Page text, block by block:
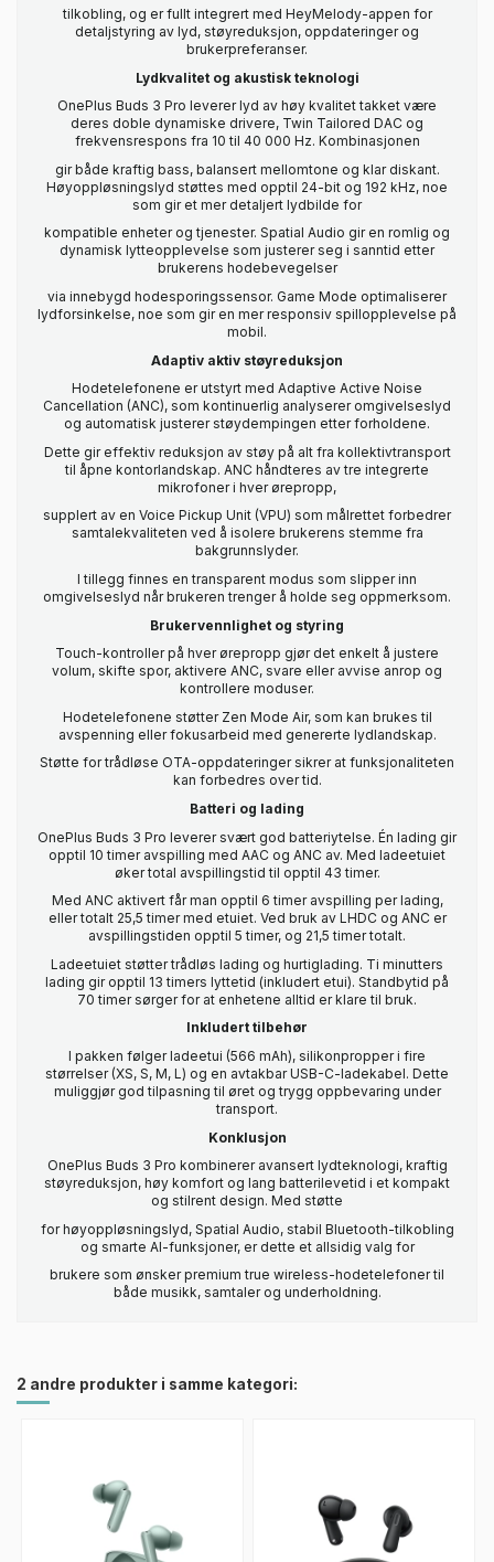
tilkobling, og er fullt integrert med HeyMelody-appen for
detaljstyring av lyd, støyreduksjon, oppdateringer og
brukerpreferanser.
Lydkvalitet og akustisk teknologi
OnePlus Buds 3 Pro leverer lyd av høy kvalitet takket være
deres doble dynamiske drivere, Twin Tailored DAC og
frekvensrespons fra 10 til 40 000 Hz. Kombinasjonen
gir både kraftig bass, balansert mellomtone og klar diskant.
Høyoppløsningslyd støttes med opptil 24-bit og 192 kHz, noe
som gir et mer detaljert lydbilde for
kompatible enheter og tjenester. Spatial Audio gir en romlig og
dynamisk lytteopplevelse som justerer seg i sanntid etter
brukerens hodebevegelser
via innebygd hodesporingssensor. Game Mode optimaliserer
lydforsinkelse, noe som gir en mer responsiv spillopplevelse på
mobil.
Adaptiv aktiv støyreduksjon
Hodetelefonene er utstyrt med Adaptive Active Noise
Cancellation (ANC), som kontinuerlig analyserer omgivelseslyd
og automatisk justerer støydempingen etter forholdene.
Dette gir effektiv reduksjon av støy på alt fra kollektivtransport
til åpne kontorlandskap. ANC håndteres av tre integrerte
mikrofoner i hver ørepropp,
supplert av en Voice Pickup Unit (VPU) som målrettet forbedrer
samtalekvaliteten ved å isolere brukerens stemme fra
bakgrunnslyder.
I tillegg finnes en transparent modus som slipper inn
omgivelseslyd når brukeren trenger å holde seg oppmerksom.
Brukervennlighet og styring
Touch-kontroller på hver ørepropp gjør det enkelt å justere
volum, skifte spor, aktivere ANC, svare eller avvise anrop og
kontrollere moduser.
Hodetelefonene støtter Zen Mode Air, som kan brukes til
avspenning eller fokusarbeid med genererte lydlandskap.
Støtte for trådløse OTA-oppdateringer sikrer at funksjonaliteten
kan forbedres over tid.
Batteri og lading
OnePlus Buds 3 Pro leverer svært god batteriytelse. Én lading gir
opptil 10 timer avspilling med AAC og ANC av. Med ladeetuiet
øker total avspillingstid til opptil 43 timer.
Med ANC aktivert får man opptil 6 timer avspilling per lading,
eller totalt 25,5 timer med etuiet. Ved bruk av LHDC og ANC er
avspillingstiden opptil 5 timer, og 21,5 timer totalt.
Ladeetuiet støtter trådløs lading og hurtiglading. Ti minutters
lading gir opptil 13 timers lyttetid (inkludert etui). Standbytid på
70 timer sørger for at enhetene alltid er klare til bruk.
Inkludert tilbehør
I pakken følger ladeetui (566 mAh), silikonpropper i fire
størrelser (XS, S, M, L) og en avtakbar USB-C-ladekabel. Dette
muliggjør god tilpasning til øret og trygg oppbevaring under
transport.
Konklusjon
OnePlus Buds 3 Pro kombinerer avansert lydteknologi, kraftig
støyreduksjon, høy komfort og lang batterilevetid i et kompakt
og stilrent design. Med støtte
for høyoppløsningslyd, Spatial Audio, stabil Bluetooth-tilkobling
og smarte AI-funksjoner, er dette et allsidig valg for
brukere som ønsker premium true wireless-hodetelefoner til
både musikk, samtaler og underholdning.
2 andre produkter i samme kategori: